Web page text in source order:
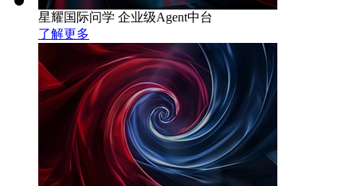
星耀国际问学 企业级Agent中台
了解更多